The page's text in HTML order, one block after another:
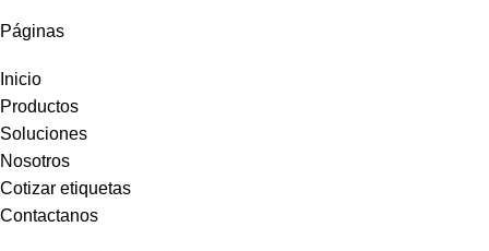
Páginas
Inicio
Productos
Soluciones
Nosotros
Cotizar etiquetas
Contactanos